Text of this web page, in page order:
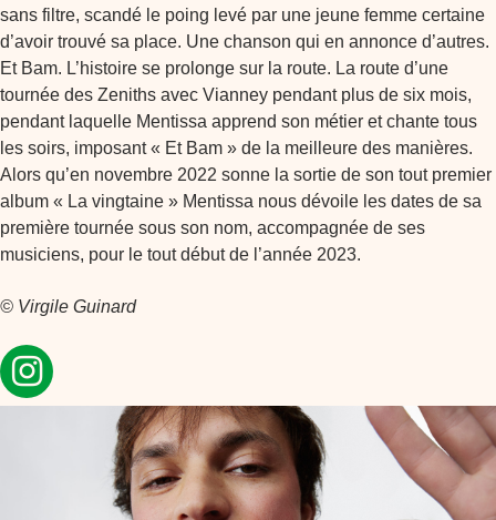
sans filtre, scandé le poing levé par une jeune femme certaine
d’avoir trouvé sa place. Une chanson qui en annonce d’autres.
Et Bam. L’histoire se prolonge sur la route. La route d’une
tournée des Zeniths avec Vianney pendant plus de six mois,
pendant laquelle Mentissa apprend son métier et chante tous
les soirs, imposant « Et Bam » de la meilleure des manières.
Alors qu’en novembre 2022 sonne la sortie de son tout premier
album « La vingtaine » Mentissa nous dévoile les dates de sa
première tournée sous son nom, accompagnée de ses
musiciens, pour le tout début de l’année 2023.
© Virgile Guinard